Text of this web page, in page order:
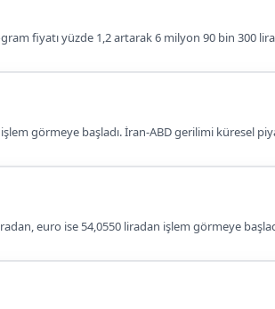
fiyatı yüzde 1,2 artarak 6 milyon 90 bin 300
görmeye başladı. İran-ABD gerilimi küresel
euro ise 54,0550 liradan işlem görmeye